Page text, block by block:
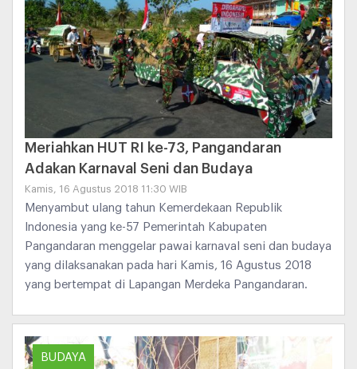
Meriahkan HUT RI ke-73, Pangandaran
Adakan Karnaval Seni dan Budaya
Kamis, 16 Agustus 2018 11:30 WIB
Menyambut ulang tahun Kemerdekaan Republik
Indonesia yang ke-57 Pemerintah Kabupaten
Pangandaran menggelar pawai karnaval seni dan budaya
yang dilaksanakan pada hari Kamis, 16 Agustus 2018
yang bertempat di Lapangan Merdeka Pangandaran.
BUDAYA